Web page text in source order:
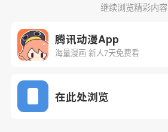
继续浏览精彩内容
腾讯动漫App
海量漫画 新人7天免费看
在此处浏览